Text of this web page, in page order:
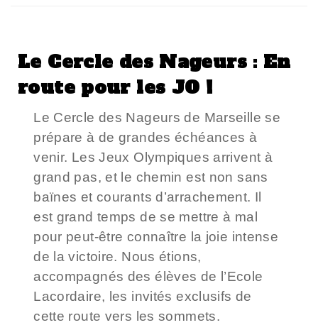
Le Cercle des Nageurs : En
route pour les JO !
Le Cercle des Nageurs de Marseille se
prépare à de grandes échéances à
venir. Les Jeux Olympiques arrivent à
grand pas, et le chemin est non sans
baïnes et courants d’arrachement. Il
est grand temps de se mettre à mal
pour peut-être connaître la joie intense
de la victoire. Nous étions,
accompagnés des élèves de l’Ecole
Lacordaire, les invités exclusifs de
cette route vers les sommets.